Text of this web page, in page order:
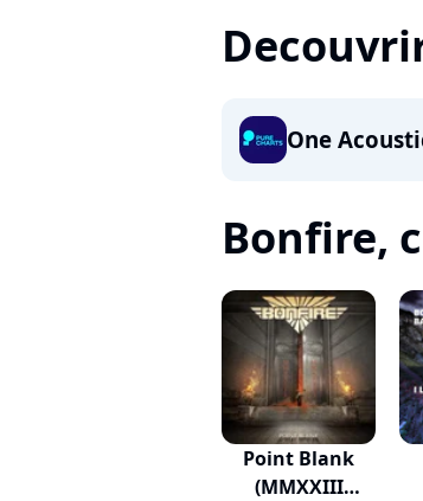
One
Bonfire,
Point Blank
(MMXXIII